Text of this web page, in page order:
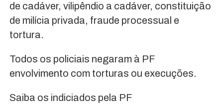
de cadáver, vilipêndio a cadáver, constituição
de milícia privada, fraude processual e
tortura.
Todos os policiais negaram à PF
envolvimento com torturas ou execuções.
Saiba os indiciados pela PF